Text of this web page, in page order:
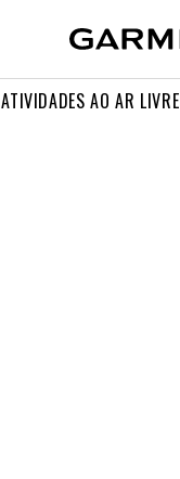
ATIVIDADES AO AR LIVRE